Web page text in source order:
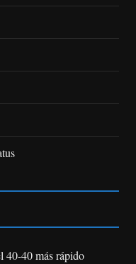
40-40 más rápido